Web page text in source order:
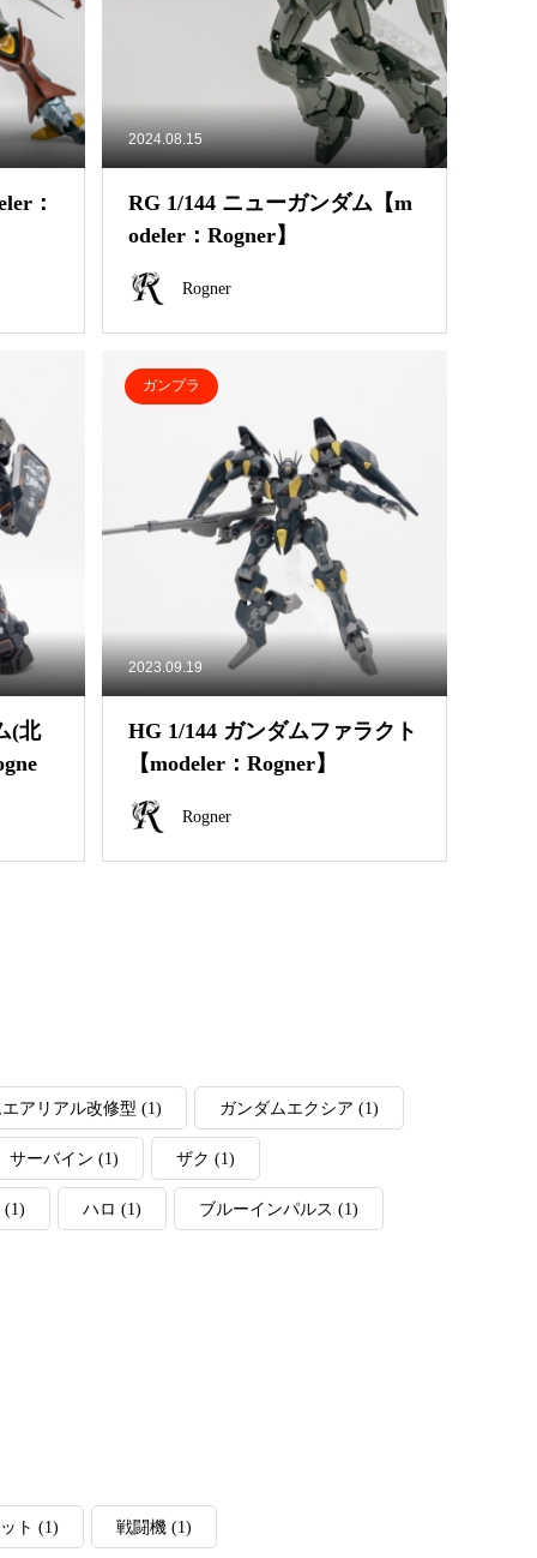
：
2024.08.15
RG 1/144 ニューガンダム【m
odeler：Rogner】
Rogner
(北
2023.09.19
ガンプラ
HG 1/144 ガンダムファラクト
【modeler：Rogner】
Rogner
アリアル改修型 (1) ガンダムエクシア (1)
サーバイン (1) ザク (1)
(1) ハロ (1) ブルーインパルス (1)
ト (1) 戦闘機(1)